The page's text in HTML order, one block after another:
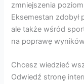
zmniejszenia
Eksemestan zdobył
ale także wśród
na poprawę
Chcesz wiedzieć
Odwiedź stronę